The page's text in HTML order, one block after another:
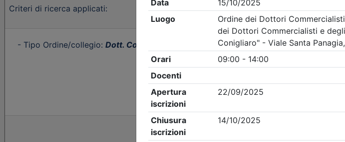
Criteri di ricerca applicati:
- Tipo Ordine/collegio: Dott. Comm. E.C. Siracusa- Eventi in programma dal